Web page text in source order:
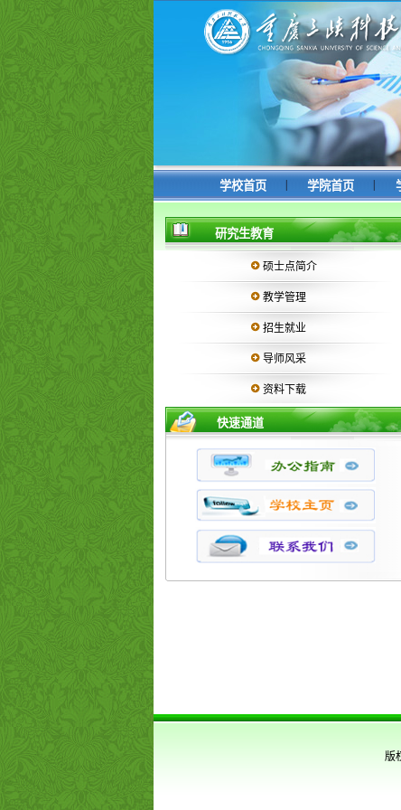
学校首页 学院首页
研究生教育
硕士点简介
教学管理
招生就业
导师风采
资料下载
快速通道
版